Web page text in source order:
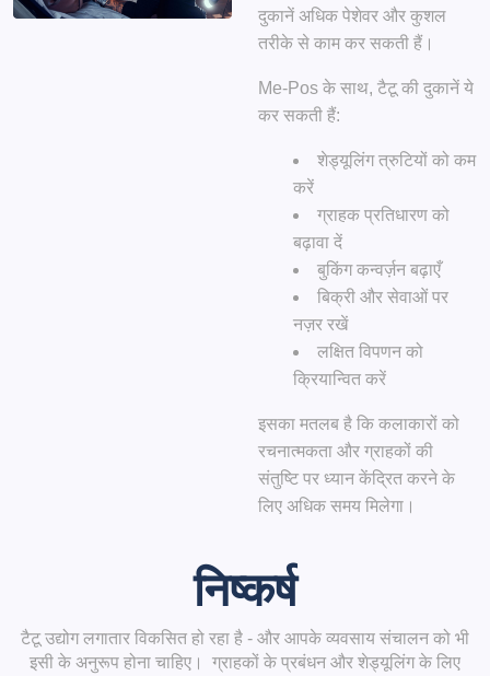
दुकानें अधिक पेशेवर और कुशल
तरीके से काम कर सकती हैं।
Me-Pos के साथ, टैटू की दुकानें ये
कर सकती हैं:
शेड्यूलिंग त्रुटियों को कम
करें
ग्राहक प्रतिधारण को
बढ़ावा दें
बुकिंग कन्वर्ज़न बढ़ाएँ
बिक्री और सेवाओं पर
नज़र रखें
लक्षित विपणन को
क्रियान्वित करें
इसका मतलब है कि कलाकारों को
रचनात्मकता और ग्राहकों की
संतुष्टि पर ध्यान केंद्रित करने के
लिए अधिक समय मिलेगा।
निष्कर्ष
टैटू उद्योग लगातार विकसित हो रहा है - और आपके व्यवसाय संचालन को भी
इसी के अनुरूप होना चाहिए। ग्राहकों के प्रबंधन और शेड्यूलिंग के लिए